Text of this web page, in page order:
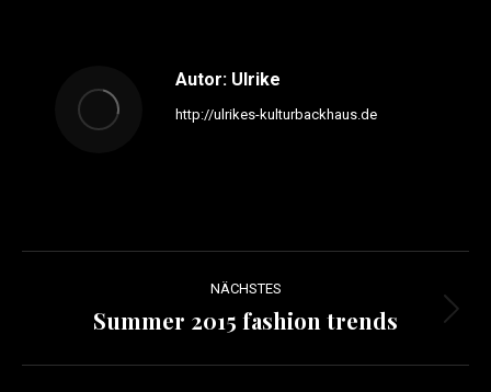
Autor: Ulrike
http://ulrikes-kulturbackhaus.de
Kommentarnavigation
NÄCHSTES
Nächster
Summer 2015 fashion trends